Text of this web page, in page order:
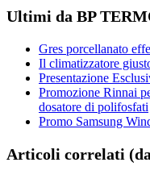
Ultimi da BP
Gres porcellanato
Il climatizzatore
Presentazione
Promozione Rinnai
dosatore di polifosfati
Promo Samsung
Articoli correlati